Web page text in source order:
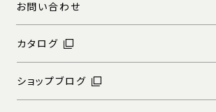
お問い合わせ
カタログ
ショップブログ